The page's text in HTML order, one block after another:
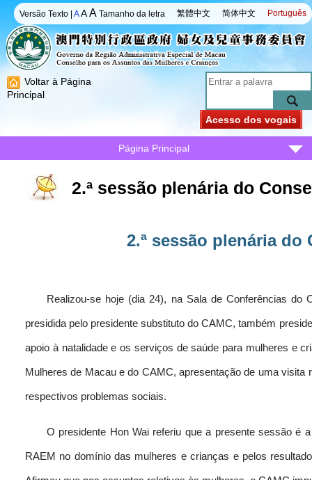
Português
简体中文
繁體中文
Versão Texto |A A A Tamanho da letra
Voltar à Página
Principal
Acesso dos vogais
Página Principal
2.ª sessão plenária do
2.ª sessão plenária do
Realizou-se hoje (dia 24), na Sala de Conferências
presidida pelo presidente substituto do CAMC, também
apoio à natalidade e os serviços de saúde para mulheres e
Mulheres de Macau e do CAMC, apresentação de uma
respectivos problemas sociais.
O presidente Hon Wai referiu que a presente sessão é
RAEM no domínio das mulheres e crianças e pelos